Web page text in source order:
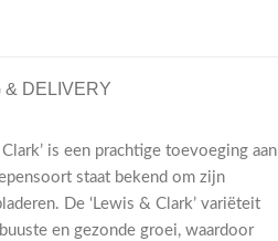
& DELIVERY
is een prachtige toevoeging aan
staat bekend om zijn
De ‘Lewis & Clark’ variëteit
en gezonde groei, waardoor